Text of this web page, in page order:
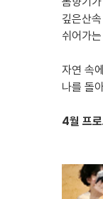
깊은산
쉬어가
자연 속
나를 돌
4월 프